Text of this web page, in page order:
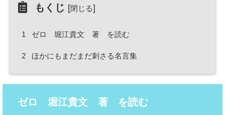
もくじ [閉じる]
1 ゼロ 堀江貴文 著 を読む
2 ほかにもまだまだ刺さる名言集
ゼロ 堀江貴文 著 を読む